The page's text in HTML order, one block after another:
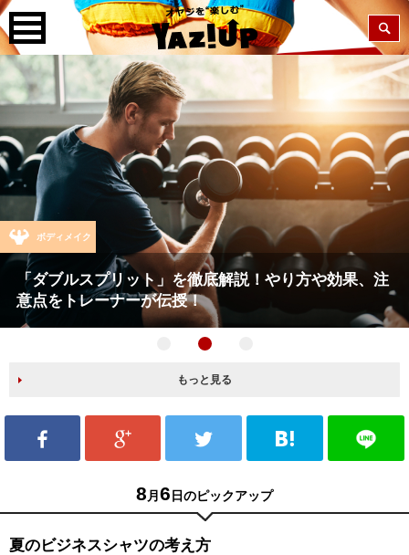
ボディメイク
「ダブルスプリット」を徹底解説！やり方や効果、注
意点をトレーナーが伝授！
もっと見る
8 月 6 日のピックアップ
夏のビジネスシャツの考え方